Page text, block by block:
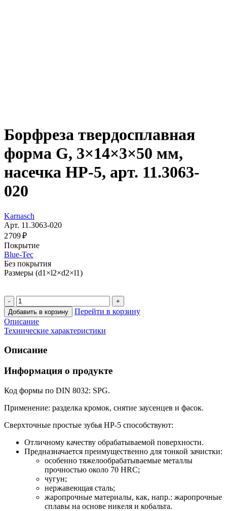
Борфреза твердосплавная
форма G, 3×14×3×50 мм,
насечка HP-5, арт. 11.3063-
020
Karnasch
Арт. 11.3063-020
2 709 ₽
Покрытие
Blue-Tec
Без покрытия
Размеры (d1×l2×d2×l1)
Добавить в корзину
Перейти в корзину
Описание
Технические характеристики
Описание
Информация о продукте
Код формы по DIN 8032: SPG.
Применение: разделка кромок, снятие заусенцев и фасок.
Сверхточные простые зубья HP-5 способствуют:
Отличному качеству обрабатываемой поверхности.
Предназначается преимущественно для тонкой зачистки:
особенно тяжелообрабатываемые металлы
прочностью около 70 HRC;
чугун;
нержавеющая сталь;
жаропрочные материалы, как, напр.: жаропрочные
сплавы на основе никеля и кобальта.